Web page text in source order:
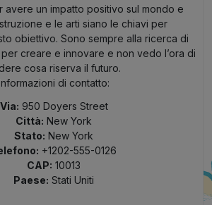
avere un impatto positivo sul mondo e
e le arti siano le chiavi per
obiettivo. Sono sempre alla ricerca di
creare e innovare e non vedo l’ora di
cosa riserva il futuro.
di contatto:
Via: 950 Doyers Street
Città: New York
Stato: New York
+1202-555-0126
CAP: 10013
Paese: Stati Uniti